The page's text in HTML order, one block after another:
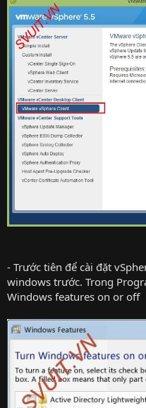
- Trước tiên để cài đặt
windows trước. Trong
Windows features on or off